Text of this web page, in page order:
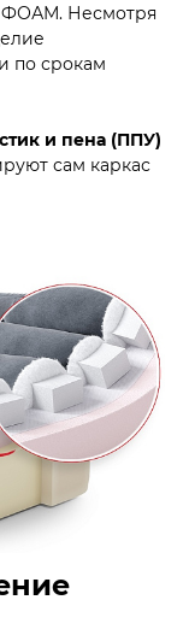
ФОАМ. Несмотря
по срокам
и пена (ППУ)
сам каркас